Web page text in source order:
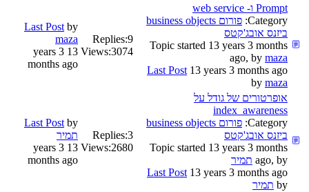
Prompt ו- web service
Category:
פורום business objects
ביזנס אובג'קטס
Topic started 13 years 3 months
ago, by maza
Last Post 13 years 3 months ago
by maza
Replies:9
Views:3074
Last Post by
maza
13 years 3
months ago
אופרטורים של גודל על
index_awareness
Category:
פורום business objects
ביזנס אובג'קטס
Topic started 13 years 3 months
ago, by תמיר
Last Post 13 years 3 months ago
by תמיר
Replies:3
Views:2680
Last Post by
תמיר
13 years 3
months ago